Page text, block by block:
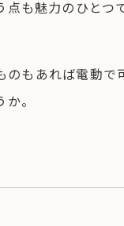
も魅力のひとつ
のもあれば電動
。